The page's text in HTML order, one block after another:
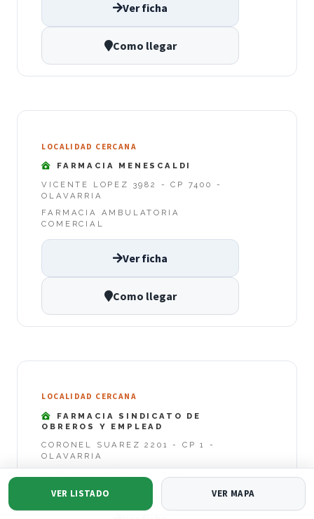
Ver ficha
Como llegar
LOCALIDAD CERCANA
FARMACIA MENESCALDI
VICENTE LOPEZ 3982 - CP 7400 -
OLAVARRIA
FARMACIA AMBULATORIA
COMERCIAL
Ver ficha
Como llegar
LOCALIDAD CERCANA
FARMACIA SINDICATO DE
OBREROS Y EMPLEAD
CORONEL SUAREZ 2201 - CP 1 -
OLAVARRIA
VER LISTADO VER MAPA